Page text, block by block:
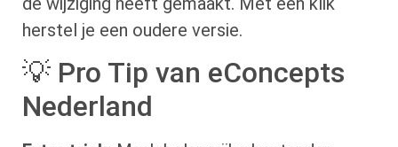
herstel je een oudere versie.
💡 Pro Tip van eConcepts
Nederland